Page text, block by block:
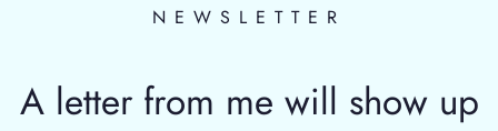
NEWSLETTER
A letter from me will show up